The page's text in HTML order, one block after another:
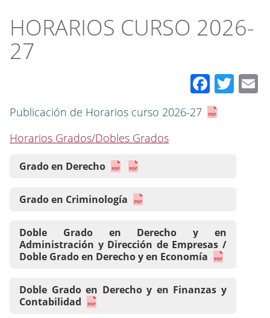
HORARIOS CURSO 2026-
27
Publicación de Horarios curso 2026-27
Horarios Grados/Dobles Grados
Grado en Derecho
Grado en Criminología
Doble Grado en Derecho y en
Administración y Dirección de Empresas /
Doble Grado en Derecho y en Economía
Doble Grado en Derecho y en Finanzas y
Contabilidad